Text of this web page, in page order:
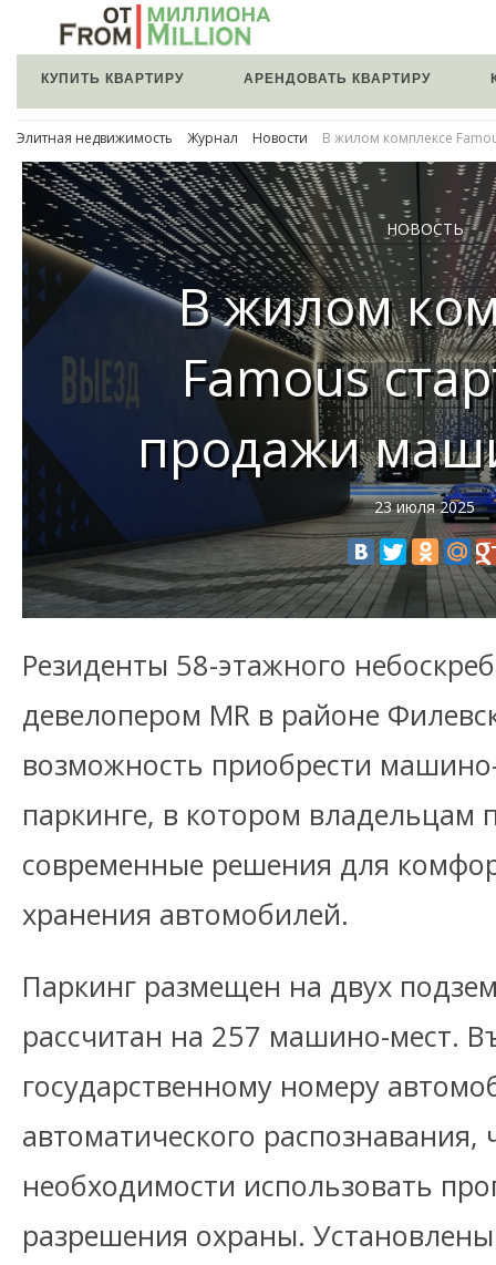
КУПИТЬ КВАРТИРУ АРЕНДОВАТЬ КВАРТИРУ
Элитная недвижимость Журнал Новости В жилом комплексе
НОВОСТЬ
В жилом
Famous
продажи
23 июля 2025
Резиденты 58-этажного
девелопером MR в районе
возможность приобрести
паркинге, в котором
современные решения для
хранения автомобилей.
Паркинг размещен на двух
рассчитан на 257 машино-мест.
государственному номеру
автоматического распознавания,
необходимости использовать
разрешения охраны.